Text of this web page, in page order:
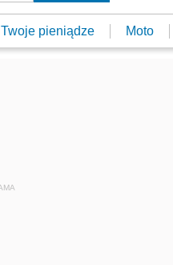
Twoje pieniądze Moto